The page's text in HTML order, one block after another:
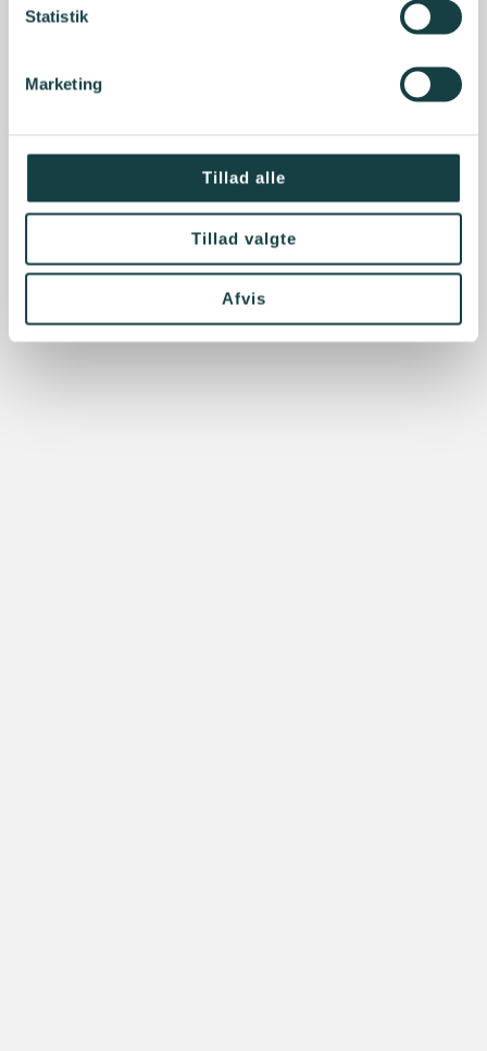
Statistik
Marketing
Tillad alle
Tillad valgte
Afvis